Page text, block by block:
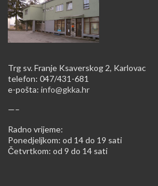
Trg sv. Franje Ksaverskog 2, Karlovac
telefon: 047/431-681
e-pošta:info@gkka.hr
—–
Radno vrijeme:
Ponedjeljkom: od 14 do 19 sati
Četvrtkom: od 9 do 14 sati